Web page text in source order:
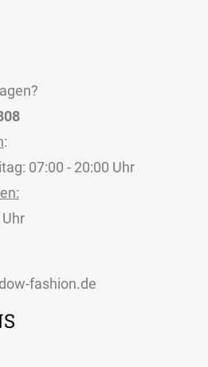
:
07:00 - 20:00 Uhr
fashion.de